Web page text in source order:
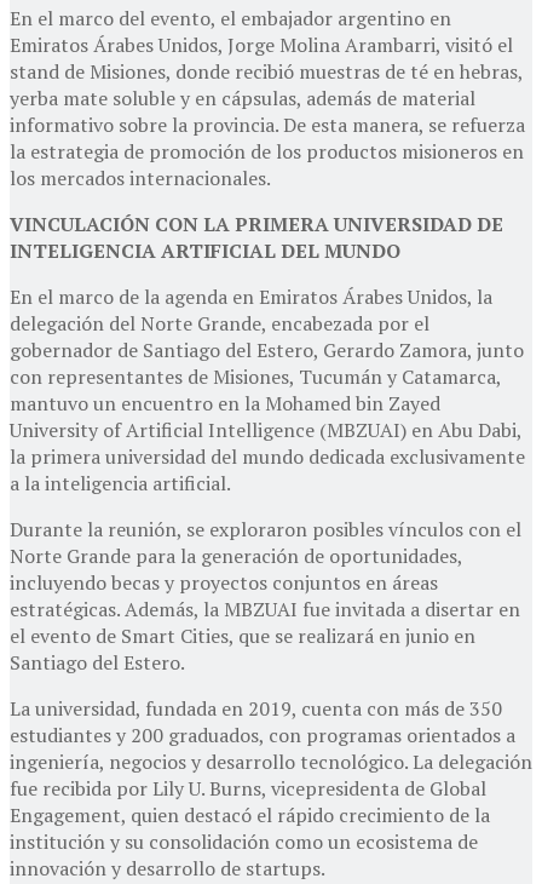
En el marco del evento, el embajador argentino en
Emiratos Árabes Unidos, Jorge Molina Arambarri, visitó el
stand de Misiones, donde recibió muestras de té en hebras,
yerba mate soluble y en cápsulas, además de material
informativo sobre la provincia. De esta manera, se refuerza
la estrategia de promoción de los productos misioneros en
los mercados internacionales.
VINCULACIÓN CON LA PRIMERA UNIVERSIDAD DE
INTELIGENCIA ARTIFICIAL DEL MUNDO
En el marco de la agenda en Emiratos Árabes Unidos, la
delegación del Norte Grande, encabezada por el
gobernador de Santiago del Estero, Gerardo Zamora, junto
con representantes de Misiones, Tucumán y Catamarca,
mantuvo un encuentro en la Mohamed bin Zayed
University of Artificial Intelligence (MBZUAI) en Abu Dabi,
la primera universidad del mundo dedicada exclusivamente
a la inteligencia artificial.
Durante la reunión, se exploraron posibles vínculos con el
Norte Grande para la generación de oportunidades,
incluyendo becas y proyectos conjuntos en áreas
estratégicas. Además, la MBZUAI fue invitada a disertar en
el evento de Smart Cities, que se realizará en junio en
Santiago del Estero.
La universidad, fundada en 2019, cuenta con más de 350
estudiantes y 200 graduados, con programas orientados a
ingeniería, negocios y desarrollo tecnológico. La delegación
fue recibida por Lily U. Burns, vicepresidenta de Global
Engagement, quien destacó el rápido crecimiento de la
institución y su consolidación como un ecosistema de
innovación y desarrollo de startups.